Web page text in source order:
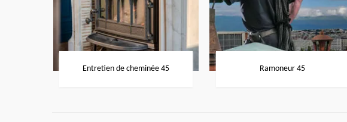
Entretien de cheminée 45 Ramoneur 45